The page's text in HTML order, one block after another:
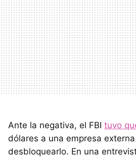
Ante la negativa, el FBI tuvo
dólares a una empresa
desbloquearlo. En una